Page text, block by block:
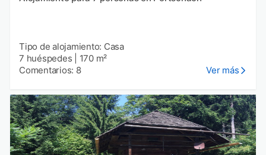
Tipo de alojamiento: Casa
7 huéspedes
170 m²
Comentarios: 8
Ver más